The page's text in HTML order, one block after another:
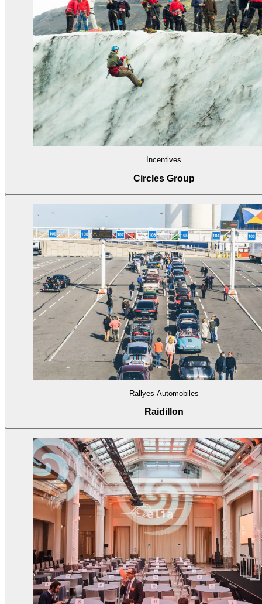
Incentives
Circles Group
Rallyes Automobiles
Raidillon